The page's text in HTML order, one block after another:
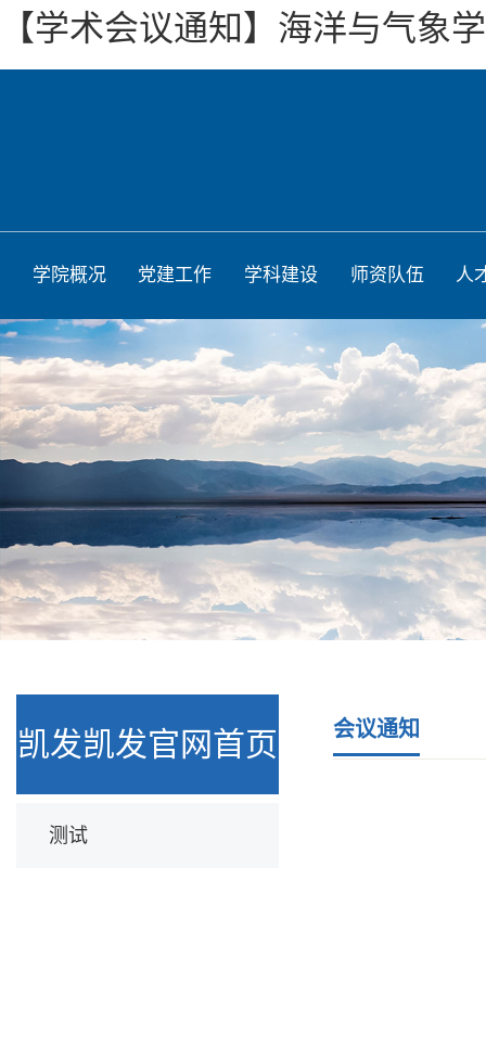
【学术会议通知】海洋与气象
学院概况 党建工作 学科建设 师资队伍 人
凯发凯发官网首页
测试
会议通知